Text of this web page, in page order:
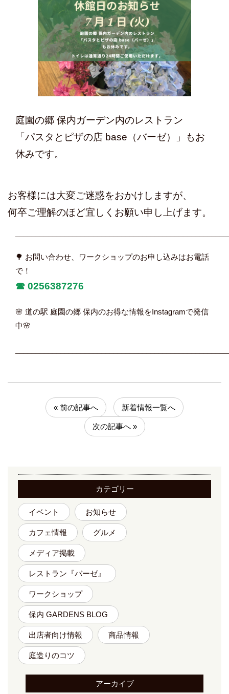
庭園の郷 保内ガーデン内のレストラン
「パスタとピザの店 base （バーゼ）」もお
休みです。
お客様には大変ご迷惑をおかけしますが、
何卒ご理解のほど宜しくお願い申し上げます。
🌳 お問い合わせ、ワークショップのお申し込みはお電話
で！
☎︎ 0256387276
🌸 道の駅 庭園の郷 保内のお得な情報をInstagramで発信
中🌸
« 前の記事へ 新着情報一覧へ
次の記事へ »
カテゴリー
イベント お知らせ
カフェ情報 グルメ
メディア掲載
レストラン『バーゼ』
ワークショップ
保内 GARDENS BLOG
出店者向け情報 商品情報
庭造りのコツ
アーカイブ